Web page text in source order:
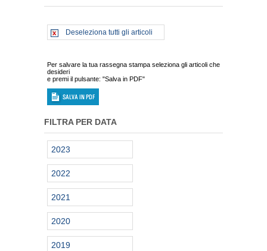
Deseleziona tutti gli articoli
Per salvare la tua rassegna stampa seleziona gli articoli che
desideri
e premi il pulsante: "Salva in PDF"
FILTRA PER DATA
2023
2022
2021
2020
2019